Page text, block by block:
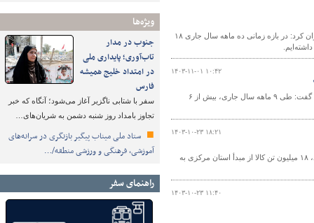
ویژه‌ها
جنوب در مدار
تاب‌آوری؛ پایداری ملی
در امتداد خلیج همیشه
فارس
سفر با شتابی ناگزیر آغاز می‌شود؛ آنگاه که خبر
تجاوز بامداد روز شنبه دشمن به شریان‌های…
ستاد ملی میناب پیگیر بازنگری در سرانه‌های
آموزشی، فرهنگی و ورزشی منطقه/…
راهنمای سفر
رئیس اداره حمل و نقل کالای اداره کل راهداری و حمل و نقل جاده‌ای استان مازندران عنوان کرد: در بازه زمانی ده ماهه سال جاری ۱۸
۱۴۰۳-۱۱-۰۱ ۱۰:۴۲
سرپرست اداره حمل و نقل کالای اداره کل راهداری و حمل و نقل جاده‌ای خراسان جنوبی گفت: طی ۹ ماهه سال جاری، بیش از ۶
۱۴۰۳-۱۰-۲۳ ۱۸:۲۱
مدیرکل راهداری و حمل و نقل جاده‌ای استان مرکزی گفت: در ۹ ماه گذشته از سال جاری، ۱۸ میلیون تن کالا از مبدأ استان مرکزی به
۱۴۰۳-۱۰-۲۳ ۱۱:۴۰